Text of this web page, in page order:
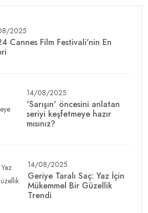
2025
Cannes Film Festivali'nin En
14/08/2025
'Sarışın' öncesini anlatan
seriyi keşfetmeye hazır
mısınız?
14/08/2025
Geriye Taralı Saç: Yaz İçin
Mükemmel Bir Güzellik
Trendi